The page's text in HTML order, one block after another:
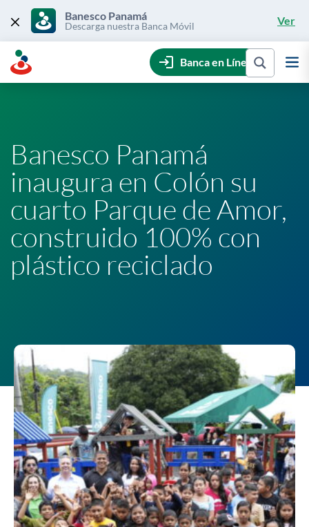
content
Banesco Panamá
Descarga nuestra Banca Móvil Ver
Banca en Línea
Banesco Panamá
inaugura en Colón su
cuarto Parque de Amor,
construido 100% con
plástico reciclado